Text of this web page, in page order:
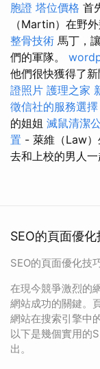
胞證 塔位價格 首
（Martin）在野
整骨技術 馬丁，
們的軍隊。
他們很快獲得了
證照片 護理之家
徵信社的服務選擇
的姐姐 滅鼠清潔
置 - 萊維（Law
去和上校的男人一
SEO的頁面優
SEO的頁面優化技
在現今競爭激烈的
網站成功的關鍵。
網站在搜索引擎中
以下是幾個實用的
出。